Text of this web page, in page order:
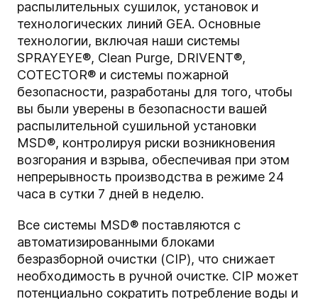
распылительных сушилок, установок и
технологических линий GEA. Основные
технологии, включая наши системы
SPRAYEYE®, Clean Purge, DRIVENT®,
COTECTOR® и системы пожарной
безопасности, разработаны для того, чтобы
вы были уверены в безопасности вашей
распылительной сушильной установки
MSD®, контролируя риски возникновения
возгорания и взрыва, обеспечивая при этом
непрерывность производства в режиме 24
часа в сутки 7 дней в неделю.
Все системы MSD® поставляются с
автоматизированными блоками
безразборной очистки (CIP), что снижает
необходимость в ручной очистке. CIP может
потенциально сократить потребление воды и